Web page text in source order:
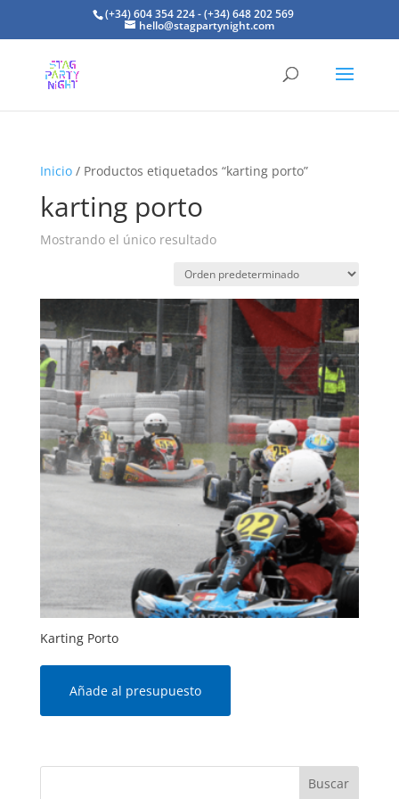
(+34) 604 354 224 - (+34) 648 202 569
hello@stagpartynight.com
Inicio/ Productos etiquetados “karting porto”
karting porto
Mostrando el único resultado
Karting Porto
Añade al presupuesto